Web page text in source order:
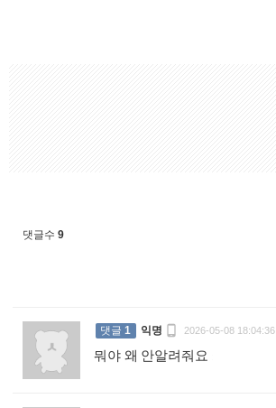
댓글수 9
댓글 1 익명  2026-05-08 18:04:36
뭐야 왜 안알려줘요